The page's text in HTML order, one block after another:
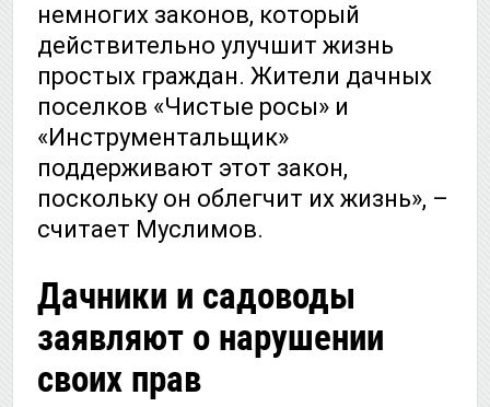
немногих законов, который
действительно улучшит жизнь
простых граждан. Жители дачных
поселков «Чистые росы» и
«Инструментальщик»
поддерживают этот закон,
поскольку он облегчит их жизнь», –
считает Муслимов.
Дачники и садоводы
заявляют о нарушении
своих прав